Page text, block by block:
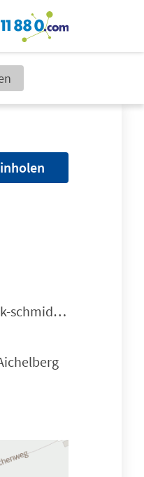
info@solartechnik-schmidt.de